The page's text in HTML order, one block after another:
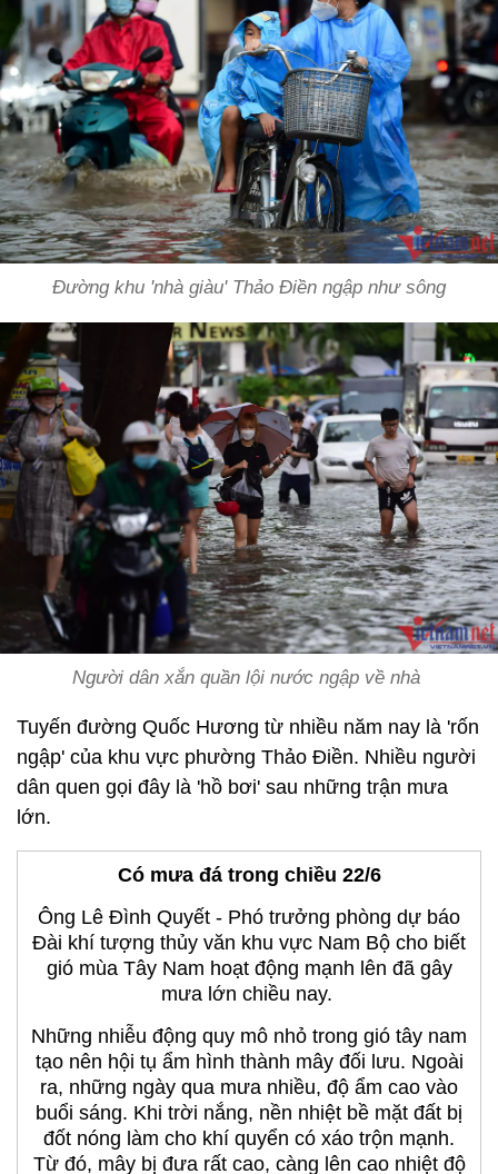
Đường khu 'nhà giàu' Thảo Điền ngập như sông
Người dân xắn quần lội nước ngập về nhà
Tuyến đường Quốc Hương từ nhiều năm nay là 'rốn
ngập' của khu vực phường Thảo Điền. Nhiều người
dân quen gọi đây là 'hồ bơi' sau những trận mưa
lớn.
Có mưa đá trong chiều 22/6
Ông Lê Đình Quyết - Phó trưởng phòng dự báo
Đài khí tượng thủy văn khu vực Nam Bộ cho biết
gió mùa Tây Nam hoạt động mạnh lên đã gây
mưa lớn chiều nay.
Những nhiễu động quy mô nhỏ trong gió tây nam
tạo nên hội tụ ẩm hình thành mây đối lưu. Ngoài
ra, những ngày qua mưa nhiều, độ ẩm cao vào
buổi sáng. Khi trời nắng, nền nhiệt bề mặt đất bị
đốt nóng làm cho khí quyển có xáo trộn mạnh.
Từ đó, mây bị đưa rất cao, càng lên cao nhiệt độ